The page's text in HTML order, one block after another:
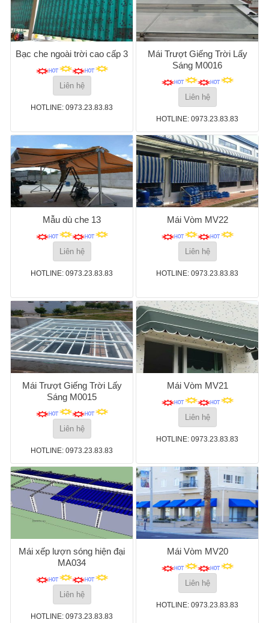
Bạc che ngoài trời cao cấp 3
Liên hệ
HOTLINE: 0973.23.83.83
Mái Trượt Giếng Trời Lấy
Sáng M0016
Liên hệ
HOTLINE: 0973.23.83.83
Mẫu dù che 13
Liên hệ
HOTLINE: 0973.23.83.83
Mái Vòm MV22
Liên hệ
HOTLINE: 0973.23.83.83
Mái Trượt Giếng Trời Lấy
Sáng M0015
Liên hệ
HOTLINE: 0973.23.83.83
Mái Vòm MV21
Liên hệ
HOTLINE: 0973.23.83.83
Mái xếp lượn sóng hiện đại
MA034
Liên hệ
HOTLINE: 0973.23.83.83
Mái Vòm MV20
Liên hệ
HOTLINE: 0973.23.83.83